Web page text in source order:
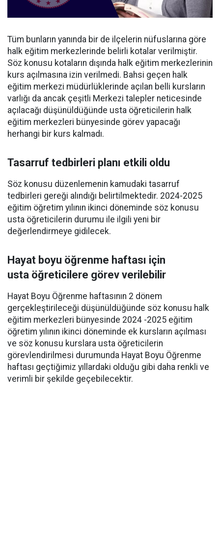
Tüm bunların yanında bir de ilçelerin nüfuslarına göre
halk eğitim merkezlerinde belirli kotalar verilmiştir.
Söz konusu kotaların dışında halk eğitim merkezlerinin
kurs açılmasına izin verilmedi. Bahsi geçen halk
eğitim merkezi müdürlüklerinde açılan belli kursların
varlığı da ancak çeşitli Merkezi talepler neticesinde
açılacağı düşünüldüğünde usta öğreticilerin halk
eğitim merkezleri bünyesinde görev yapacağı
herhangi bir kurs kalmadı.
Tasarruf tedbirleri planı etkili oldu
Söz konusu düzenlemenin kamudaki tasarruf
tedbirleri gereği alındığı belirtilmektedir. 2024-2025
eğitim öğretim yılının ikinci döneminde söz konusu
usta öğreticilerin durumu ile ilgili yeni bir
değerlendirmeye gidilecek.
Hayat boyu öğrenme haftası için
usta öğreticilere görev verilebilir
Hayat Boyu Öğrenme haftasının 2 dönem
gerçekleştirileceği düşünüldüğünde söz konusu halk
eğitim merkezleri bünyesinde 2024 -2025 eğitim
öğretim yılının ikinci döneminde ek kursların açılması
ve söz konusu kurslara usta öğreticilerin
görevlendirilmesi durumunda Hayat Boyu Öğrenme
haftası geçtiğimiz yıllardaki olduğu gibi daha renkli ve
verimli bir şekilde geçebilecektir.